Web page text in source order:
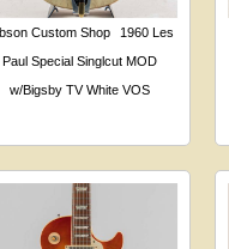
Custom Shop
1960 Les
Paul Special Singlcut MOD
w/Bigsby TV White VOS